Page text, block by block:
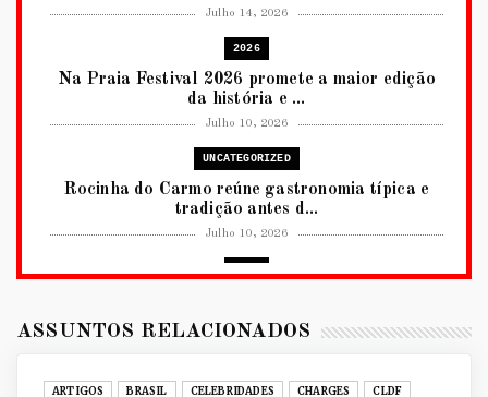
Julho 14, 2026
2026
Na Praia Festival 2026 promete a maior edição
da história e ...
Julho 10, 2026
UNCATEGORIZED
Rocinha do Carmo reúne gastronomia típica e
tradição antes d...
Julho 10, 2026
BRASÍLIA COM CULTURA, DIPLOM...
UNCATEGORIZED
ASSUNTOS RELACIONADOS
ARTIGOS BRASIL CELEBRIDADES CHARGES CLDF